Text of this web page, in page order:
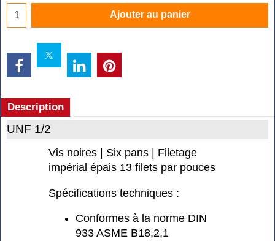
Ajouter au panier
Description
UNF 1/2
Vis noires | Six pans | Filetage
impérial épais 13 filets par pouces
Spécifications techniques :
Conformes à la norme DIN
933 ASME B18,2,1